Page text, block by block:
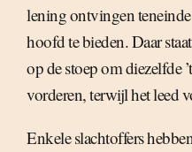
lening ontvingen
hoofd te bieden. Daar
op de stoep om diezelfde
vorderen, terwijl het leed
Enkele slachtoffers